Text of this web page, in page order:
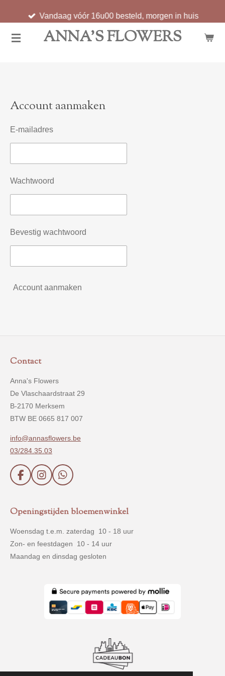
direct
naar
ANNA'S FLOWERS
Vandaag vóór 16u00 besteld, morgen in huis
Account aanmaken
E-mailadres
Wachtwoord
Bevestig wachtwoord
Account aanmaken
Contact
Anna's Flowers
De Vlaschaardstraat 29
B-2170 Merksem
BTW BE 0665 817 007
info@annasflowers.be
03/284.35.03
F
a
b
o
k
I
n
a
r
a
m
W
h
s
p
p
Openingstijden bloemenwinkel
Woensdag t.e.m. zaterdag 10 - 18 uur
Zon- en feestdagen 10 - 14 uur
Maandag en dinsdag gesloten